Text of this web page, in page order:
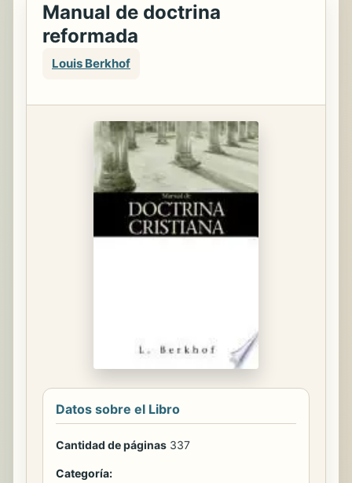
Manual de doctrina
reformada
Louis Berkhof
Datos sobre el Libro
Cantidad de páginas 337
Categoría: